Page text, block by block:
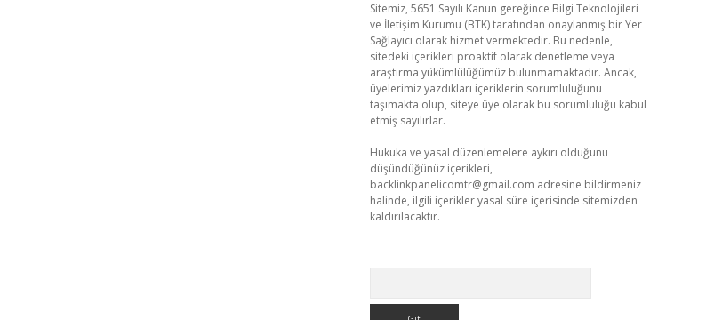
Sitemiz, 5651 Sayılı Kanun gereğince Bilgi Teknolojileri
ve İletişim Kurumu (BTK) tarafından onaylanmış bir Yer
Sağlayıcı olarak hizmet vermektedir. Bu nedenle,
sitedeki içerikleri proaktif olarak denetleme veya
araştırma yükümlülüğümüz bulunmamaktadır. Ancak,
üyelerimiz yazdıkları içeriklerin sorumluluğunu
taşımakta olup, siteye üye olarak bu sorumluluğu kabul
etmiş sayılırlar.
Hukuka ve yasal düzenlemelere aykırı olduğunu
düşündüğünüz içerikleri,
backlinkpanelicomtr@gmail.com adresine bildirmeniz
halinde, ilgili içerikler yasal süre içerisinde sitemizden
kaldırılacaktır.